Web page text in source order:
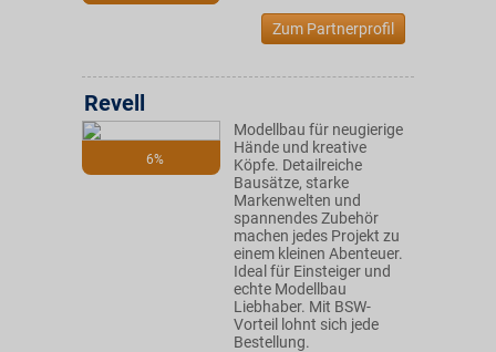
Zum Partnerprofil
6%
Revell
Modellbau für neugierige
Hände und kreative
Köpfe. Detailreiche
Bausätze, starke
Markenwelten und
spannendes Zubehör
machen jedes Projekt zu
einem kleinen Abenteuer.
Ideal für Einsteiger und
echte Modellbau
Liebhaber. Mit BSW-
Vorteil lohnt sich jede
Bestellung.